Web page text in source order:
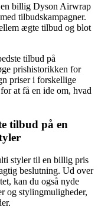
en billig Dyson Airwrap
tilbudskampagner.
ægte tilbud og blot
tilbud på
prishistorikken for
priser i forskellige
at få en ide om, hvad
tilbud på en
styler til en billig pris
beslutning. Ud over
kan du også nyde
og stylingmuligheder,